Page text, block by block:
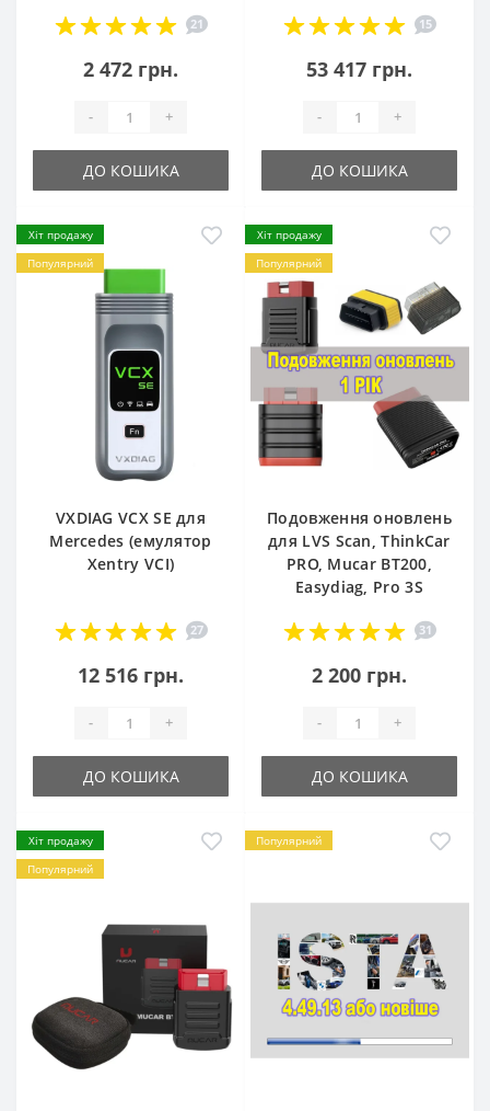
21
2 472 грн.
- +
ДО КОШИКА
15
53 417 грн.
- +
ДО КОШИКА
Хіт продажу
Популярний
VXDIAG VCX SE для
Mercedes (емулятор
Xentry VCI)
27
12 516 грн.
- +
ДО КОШИКА
Хіт продажу
Популярний
Подовження оновлень
для LVS Scan, ThinkCar
PRO, Mucar BT200,
Easydiag, Pro 3S
31
2 200 грн.
- +
ДО КОШИКА
Хіт продажу
Популярний
Популярний